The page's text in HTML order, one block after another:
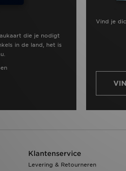
die je nodigt
in de land, het is
Vind je
Klantenservice
Levering & Retourneren